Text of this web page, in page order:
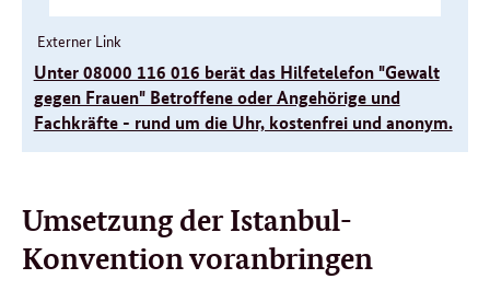
Externer Link
Unter 08000 116 016 berät das Hilfetelefon "Gewalt
gegen Frauen" Betroffene oder Angehörige und
Fachkräfte - rund um die Uhr, kostenfrei und anonym.
Umsetzung der Istanbul-
Konvention voranbringen